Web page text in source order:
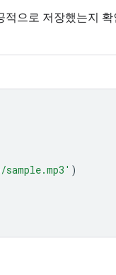
적으로 저장했는지
)